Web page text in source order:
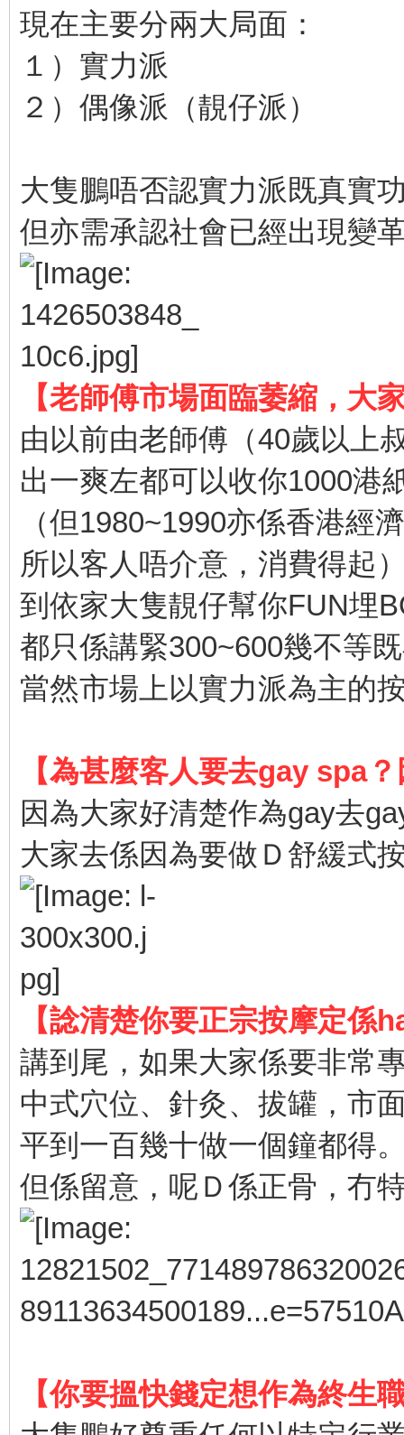
現在主要分兩大局面：
１）實力派
２）偶像派（靚仔派）
大隻鵬唔否認實力派既真實
但亦需承認社會已經出現變
【老師傅市場面臨萎縮，大
由以前由老師傅（40歲以上
出一爽左都可以收你1000港
（但1980~1990亦係香港經
所以客人唔介意，消費得起
到依家大隻靚仔幫你FUN埋
都只係講緊300~600幾不等
當然市場上以實力派為主的
【為甚麼客人要去gay spa
因為大家好清楚作為gay去
大家去係因為要做Ｄ舒緩式
【諗清楚你要正宗按摩定
講到尾，如果大家係要非常
中式穴位、針灸、拔罐，市
平到一百幾十做一個鐘都得
但係留意，呢Ｄ係正骨，冇
【你要搵快錢定想作為終生